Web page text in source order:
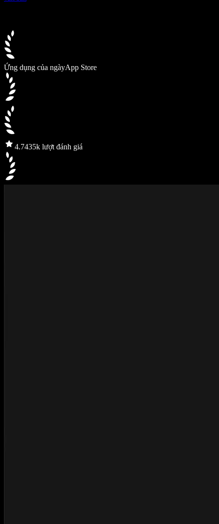
Ứng dụng của ngàyApp Store
4.7435k lượt đánh giá